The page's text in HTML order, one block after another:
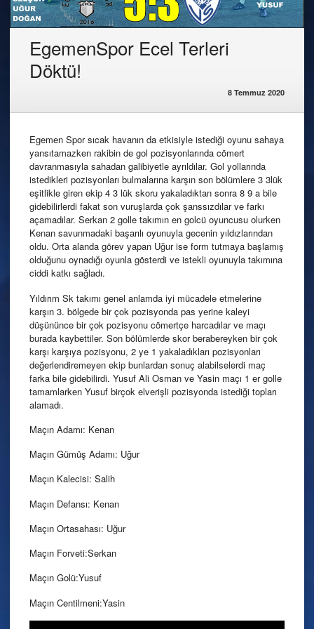
EgemenSpor Ecel Terleri
Döktü!
8 Temmuz 2020
Egemen Spor sıcak havanın da etkisiyle istediği oyunu sahaya
yansıtamazken rakibin de gol pozisyonlarında cömert
davranmasıyla sahadan galibiyetle ayrıldılar. Gol yollarında
istedikleri pozisyonları bulmalarına karşın son bölümlere 3 3lük
eşitlikle giren ekip 4 3 lük skoru yakaladıktan sonra 8 9 a bile
gidebilirlerdi fakat son vuruşlarda çok şanssızdılar ve farkı
açamadılar. Serkan 2 golle takımın en golcü oyuncusu olurken
Kenan savunmadaki başarılı oyunuyla gecenin yıldızlarından
oldu. Orta alanda görev yapan Uğur ise form tutmaya başlamış
olduğunu oynadığı oyunla gösterdi ve istekli oyunuyla takımına
ciddi katkı sağladı.
Yıldırım Sk takımı genel anlamda iyi mücadele etmelerine
karşın 3. bölgede bir çok pozisyonda pas yerine kaleyi
düşününce bir çok pozisyonu cömertçe harcadılar ve maçı
burada kaybettiler. Son bölümlerde skor berabereyken bir çok
karşı karşıya pozisyonu, 2 ye 1 yakaladıkları pozisyonları
değerlendiremeyen ekip bunlardan sonuç alabilselerdi maç
farka bile gidebilirdi. Yusuf Ali Osman ve Yasin maçı 1 er golle
tamamlarken Yusuf birçok elverişli pozisyonda istediği topları
alamadı.
Maçın Adamı: Kenan
Maçın Gümüş Adamı: Uğur
Maçın Kalecisi: Salih
Maçın Defansı: Kenan
Maçın Ortasahası: Uğur
Maçın Forveti:Serkan
Maçın Golü:Yusuf
Maçın Centilmeni:Yasin